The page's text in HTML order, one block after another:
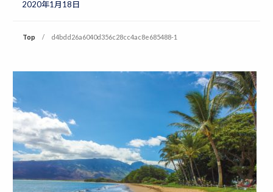
2020年1月18日
Top d4bdd26a6040d356c28cc4ac8e685488-1